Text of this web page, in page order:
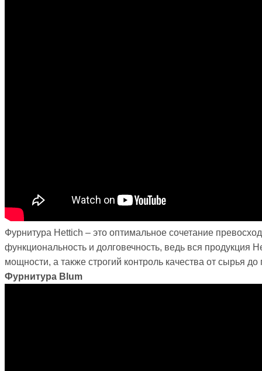
Фурнитура Hettich – это оптимальное сочетание
функциональность и долговечность, ведь вся
мощности, а также строгий контроль качества от сырья
Фурнитура Blum